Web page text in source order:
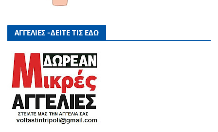
ΑΓΓΕΛΙΕΣ -ΔΕΙΤΕ ΤΙΣ ΕΔΩ